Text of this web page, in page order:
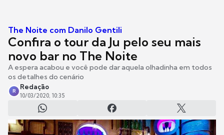
The Noite com Danilo Gentili
Confira o tour da Ju pelo seu mais
novo bar no The Noite
A espera acabou e você pode dar aquela olhadinha em todos
os detalhes do cenário
R
Redação
10/03/2020, 10:35